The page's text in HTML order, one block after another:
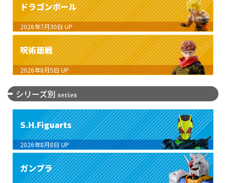
ドラゴンボール
2026年7月30日 UP
呪術廻戦
2026年8月5日 UP
シリーズ別 series
S.H.Figuarts
2026年8月8日 UP
ガンプラ